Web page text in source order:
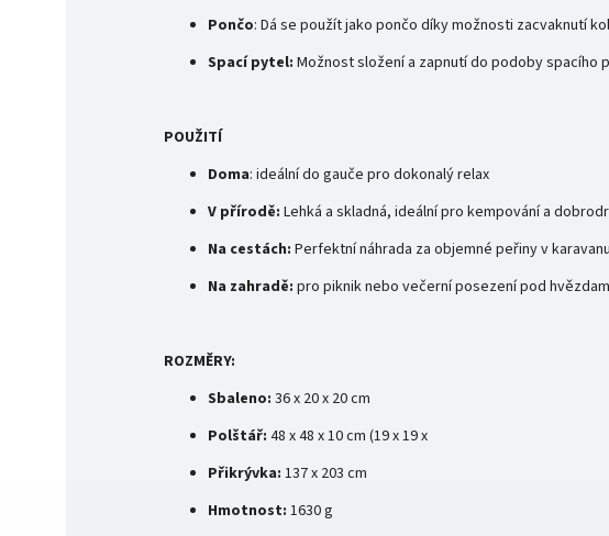
Pončo: Dá se použít jako pončo díky možnosti zacvaknutí
Spací pytel: Možnost složení a zapnutí do podoby spacího
POUŽITÍ
Doma: ideální do gauče pro dokonalý relax
V přírodě: Lehká a skladná, ideální pro kempování a
Na cestách: Perfektní náhrada za objemné peřiny v
Na zahradě: pro piknik nebo večerní posezení pod
ROZMĚRY:
Sbaleno: 36 x 20 x 20 cm
Polštář: 48 x 48 x 10 cm (19 x 19 x
Přikrývka: 137 x 203 cm
Hmotnost: 1630 g